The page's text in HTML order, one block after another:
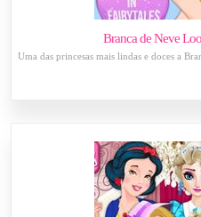
Branca de Neve
Uma das princesas mais lindas e doces a